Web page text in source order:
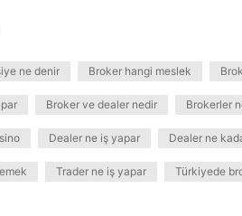
ne denir Broker hangi meslek
Broker ve dealer nedir Brokerler
Dealer ne iş yapar Dealer ne
Trader ne iş yapar Türkiyede